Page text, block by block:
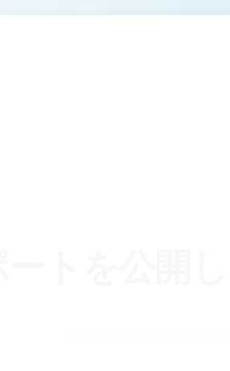
ートを公開